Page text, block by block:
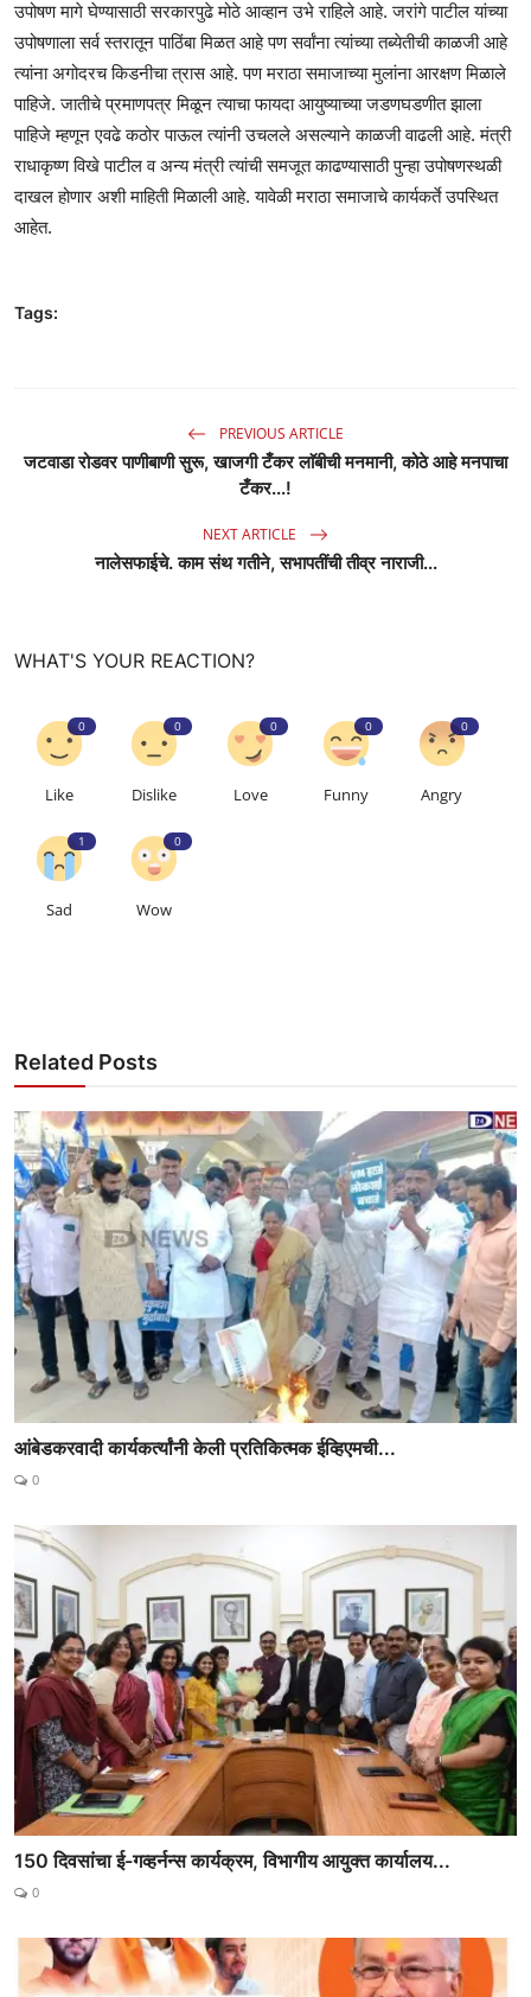
उपोषण मागे घेण्यासाठी सरकारपुढे मोठे आव्हान उभे राहिले आहे. जरांगे पाटील यांच्या
उपोषणाला सर्व स्तरातून पाठिंबा मिळत आहे पण सर्वांना त्यांच्या तब्येतीची काळजी आहे
त्यांना अगोदरच किडनीचा त्रास आहे. पण मराठा समाजाच्या मुलांना आरक्षण मिळाले
पाहिजे. जातीचे प्रमाणपत्र मिळून त्याचा फायदा आयुष्याच्या जडणघडणीत झाला
पाहिजे म्हणून एवढे कठोर पाऊल त्यांनी उचलले असल्याने काळजी वाढली आहे. मंत्री
राधाकृष्ण विखे पाटील व अन्य मंत्री त्यांची समजूत काढण्यासाठी पुन्हा उपोषणस्थळी
दाखल होणार अशी माहिती मिळाली आहे. यावेळी मराठा समाजाचे कार्यकर्ते उपस्थित
आहेत.
Tags:
PREVIOUS ARTICLE
जटवाडा रोडवर पाणीबाणी सुरू, खाजगी टँकर लाॅबीची मनमानी, कोठे आहे मनपाचा
टँकर...!
NEXT ARTICLE
नालेसफाईचे. काम संथ गतीने, सभापतींची तीव्र नाराजी...
WHAT'S YOUR REACTION?
0
Like
0
Dislike
0
Love
0
Funny
0
Angry
1
Sad
0
Wow
Related Posts
आंबेडकरवादी कार्यकर्त्यांनी केली प्रतिकित्मक ईव्हिएमची...
0
150 दिवसांचा ई-गव्हर्नन्स कार्यक्रम, विभागीय आयुक्त कार्यालय...
0